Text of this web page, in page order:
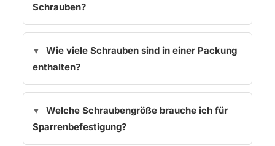
Schrauben?
Wie viele Schrauben sind in einer Packung
enthalten?
Welche Schraubengröße brauche ich für
Sparrenbefestigung?